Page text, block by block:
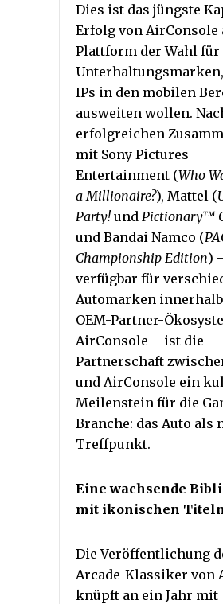
Dies ist das jüngste
Erfolg von AirConsole
Plattform der Wahl für
IPs in den mobilen
ausweiten wollen.
erfolgreichen
mit Sony Pictures
Entertainment (Who
a Millionaire?), Mattel (
Party!und Pictionary™
und Bandai Namco (
Championship Edition)
verfügbar für
Automarken
OEM-Partner-
AirConsole – ist die
Partnerschaft
und AirConsole ein
Meilenstein für die
Branche: das Auto als
Treffpunkt.
Eine wachsende
mit ikonischen Titeln
Die Veröffentlichung
Arcade-Klassiker von
knüpft an ein Jahr mit